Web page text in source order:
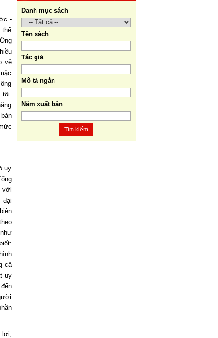
-
thể
vệ
tôi.
uy
với
đại
cả
uy
lợi,
8. Hà Nội - Thành phố Hồ Chí
Minh: Dấu ấn lịch sử qua
từng khoảnh khắc (Song ngữ
Việt - Anh). Tác giả: Tập thể
tác giả.
9. Đường Hồ Chí Minh trên
biển - Bản hùng ca bất diệt
của dân tộc Việt Nam. Tác
giả: TS. Vũ Trọng Hùng (Viện
Lịch sử Đảng).
10. Một vành đai, một con
đường: Hành trình dài của
Danh mục sách
Tên sách
Tác giả
Mô tả ngắn
Năm xuất bản
Tìm kiếm